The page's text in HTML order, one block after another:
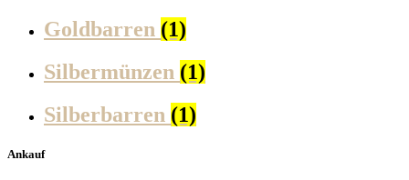
Goldbarren (1)
Silbermünzen (1)
Silberbarren (1)
Ankauf